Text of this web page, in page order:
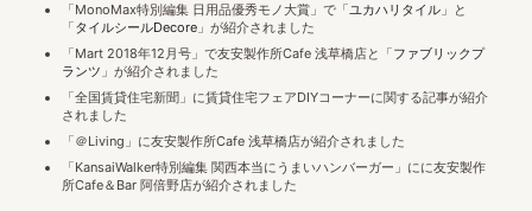
「MonoMax特別編集 日用品優秀モノ大賞」で「ユカハリタイル」と
「タイルシールDecore」が紹介されました
「Mart 2018年12月号」で友安製作所Cafe 浅草橋店と「ファブリックプ
ランツ 」が紹介されました
「全国賃貸住宅新聞」に賃貸住宅フェアDIYコーナーに関する記事が紹介
されました
「＠Living」に友安製作所Cafe 浅草橋店が紹介されました
「KansaiWalker特別編集 関西本当にうまいハンバーガー」にに友安製作
所Cafe＆Bar 阿倍野店が紹介されました